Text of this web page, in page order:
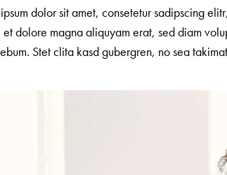
dolor sit amet, consetetur sadipscing
dolore magna aliquyam erat, sed diam
Stet clita kasd gubergren, no sea